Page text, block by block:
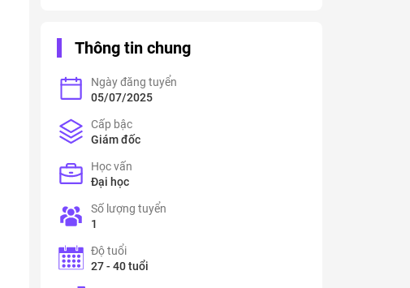
Thông tin chung
Ngày đăng tuyển
05/07/2025
Cấp bậc
Giám đốc
Học vấn
Đại học
Số lượng tuyển
1
Độ tuổi
27 - 40 tuổi